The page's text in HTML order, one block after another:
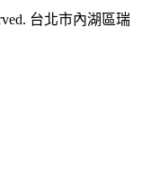
台北市內湖區瑞